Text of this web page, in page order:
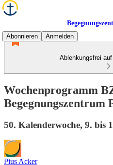
Abonnieren
Anmelden
Ablenkungsfrei
Wochenprogramm
Begegnungszentrum
50. Kalenderwoche, 9. bis
Pius Acker